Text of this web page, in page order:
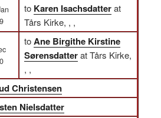
to Karen Isachsdatterat
Tårs Kirke, , ,
toAne Birgithe Kirstine
Sørensdatterat Tårs Kirke,
, ,
Christensen
Nielsdatter